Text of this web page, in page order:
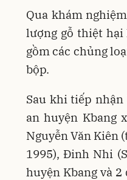
Qua khám
lượng gỗ thiệt hại
gồm các chủng
bộp.
Sau khi tiếp
an huyện Kbang
Nguyễn Văn Kiên
1995), Đinh Nhi
huyện Kbang và